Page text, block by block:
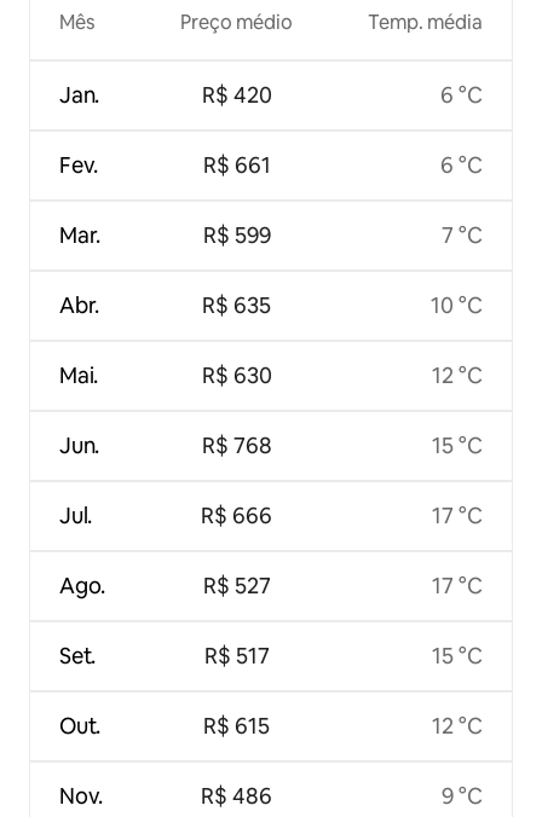
Mês
Jan.
Fev.
Mar.
Abr.
Mai.
Jun.
Jul.
Ago.
Set.
Out.
Nov.
Preço médio
R$ 420
R$ 661
R$ 599
R$ 635
R$ 630
R$ 768
R$ 666
R$ 527
R$ 517
R$ 615
R$ 486
Temp. média
6 °C
6 °C
7 °C
10 °C
12 °C
15 °C
17 °C
17 °C
15 °C
12 °C
9 °C